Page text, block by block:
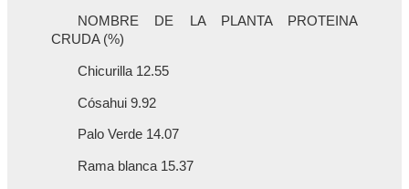
NOMBRE DE LA PLANTA PROTEINA
CRUDA (%)
Chicurilla 12.55
Cósahui 9.92
Palo Verde 14.07
Rama blanca 15.37